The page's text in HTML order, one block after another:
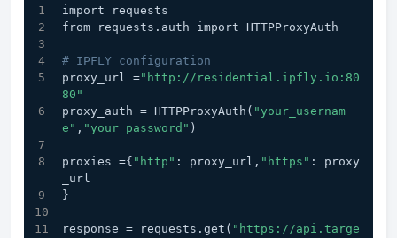
import requests
from requests.auth import HTTPProxyAuth
# IPFLY configuration
proxy_url ="http://residential.ipfly.io:80
80"
proxy_auth = HTTPProxyAuth( "your_usernam
e" , "your_password" )
proxies ={ "http" : proxy_url, "https" : proxy
_url
}
response = requests.get( "https://api.targe